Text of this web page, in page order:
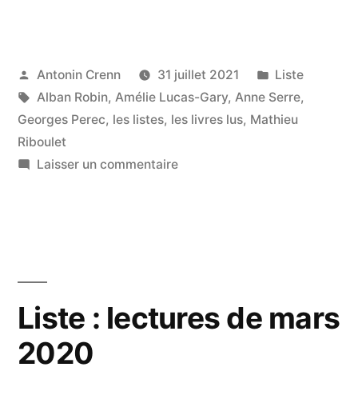
lus
en
juillet
2021 »
Publié
par
Antonin Crenn 31 juillet 2021
Publié
dans
Liste
Étiquettes :
Alban Robin, Amélie Lucas-Gary, Anne Serre,
Georges Perec, les listes, les livres lus, Mathieu
Riboulet
Laisser un commentairesur
2021
Liste : lectures de mars
2020